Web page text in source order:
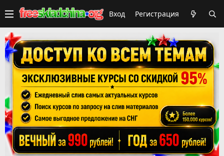
Вход Регистрация